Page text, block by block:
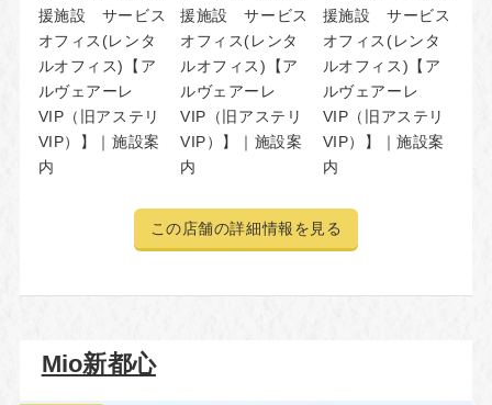
援施設 サービス
オフィス(レンタ
ルオフィス)【ア
ルヴェアーレ
VIP（旧アステリ
VIP）】｜施設案
内
援施設 サービス
オフィス(レンタ
ルオフィス)【ア
ルヴェアーレ
VIP（旧アステリ
VIP）】｜施設案
内
援施設 サービス
オフィス(レンタ
ルオフィス)【ア
ルヴェアーレ
VIP（旧アステリ
VIP）】｜施設案
内
この店舗の詳細情報を見る
Mio新都心